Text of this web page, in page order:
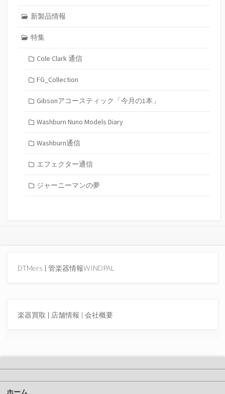
新製品情報
特集
Cole Clark 通信
FG_Collection
Gibsonアコースティック「今月の1本」
Washburn Nuno Models Diary
Washburn通信
エフェクター通信
ジャーニーマンの夢
DTMers | 管楽器情報WINDPAL
楽器買取 | 店舗情報 | 会社概要
ホーム